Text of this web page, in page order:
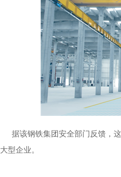
据该钢铁集团安全部门反馈，
大型企业。